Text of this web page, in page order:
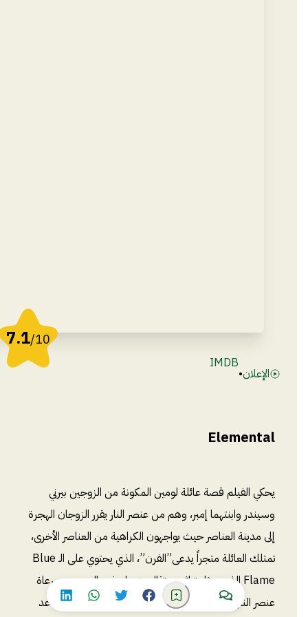
7.1/10
الإعلان•
IMDB
Elemental
يحكي الفيلم قصة عائلة لومين المكونة من الزوجين بيرني
وسيندر وابنتهما إمبر، وهم من عنصر النار يقرر الزوجان الهجرة
إلى مدينة العناصر حيث يواجهون الكراهية من العناصر الأخرى،
تمتلك العائلة متجراً يدعى”الفرن”، الذي يحتوي على الـ Blue
Flame الذي يمثل تراثهم وتقاليدهم لجذب العديد من رعاة
عنصر النار بمرور الوقت، تحلم إمبر بتولي العمل بمجرد تقاعد